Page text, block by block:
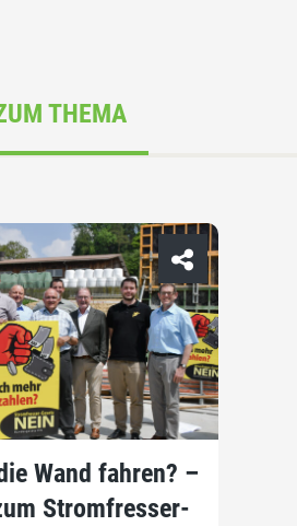
THEMA
Wand fahren? –
Stromfresser-